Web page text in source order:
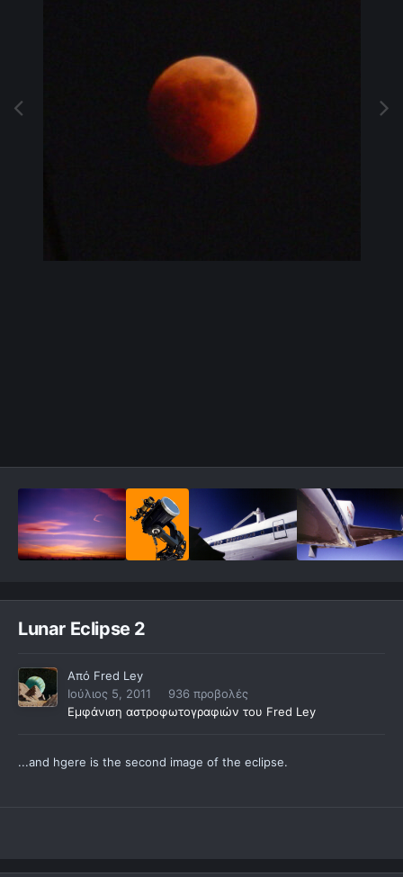
Lunar Eclipse 2
Από Fred Ley
Ιούλιος 5, 2011
936 προβολές
Εμφάνιση αστροφωτογραφιών του Fred Ley
...and hgere is the second image of the eclipse.